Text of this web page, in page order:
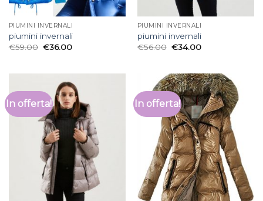
PIUMINI INVERNALI
piumini invernali
€59.00 €36.00
PIUMINI INVERNALI
piumini invernali
€56.00 €34.00
In offerta! In offerta!